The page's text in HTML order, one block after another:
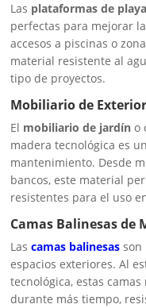
Las plataformas de playa
perfectas para mejorar
accesos a piscinas o
material resistente al
tipo de proyectos.
Mobiliario de
El mobiliario de jardín o
madera tecnológica es
mantenimiento. Desde
bancos, este material
resistentes para el uso
Camas Balinesas de
Lascamas balinesas son
espacios exteriores. Al
tecnológica, estas
durante más tiempo,